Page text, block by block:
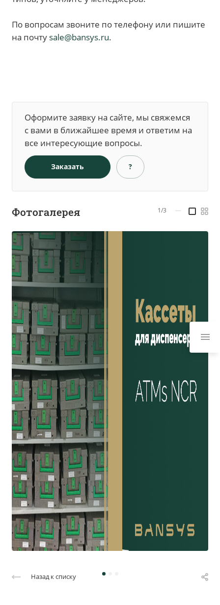
По вопросам звоните по телефону или пишите
на почту sale@bansys.ru.
Оформите заявку на сайте, мы свяжемся
с вами в ближайшее время и ответим на
все интересующие вопросы.
Заказать ?
Фотогалерея 1/3 —
Назад к списку